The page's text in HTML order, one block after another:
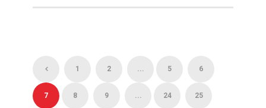
1 2 ... 5 6
7 8 9 ... 24 25